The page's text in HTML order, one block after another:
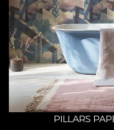
PILLARS